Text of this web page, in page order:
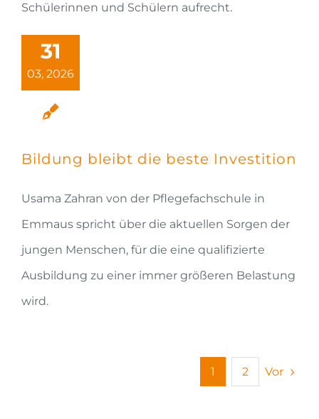
Schülerinnen und Schülern aufrecht.
31
03, 2026
Bildung bleibt die beste Investition
Usama Zahran von der Pflegefachschule in
Emmaus spricht über die aktuellen Sorgen der
jungen Menschen, für die eine qualifizierte
Ausbildung zu einer immer größeren Belastung
wird.
1 2 Vor